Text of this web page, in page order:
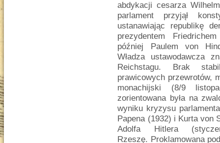
abdykacji cesarza
parlament przyjął
ustanawiając republikę
prezydentem
później Paulem von
Władza ustawodawcza
Reichstagu. Brak
prawicowych przewrotów,
monachijski (8/9
zorientowana była na
wyniku kryzysu
Papena (1932) i Kurta von
Adolfa Hitlera
Rzeszę. Proklamowana